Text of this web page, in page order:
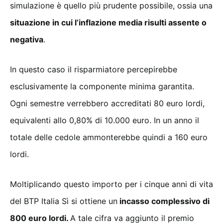
simulazione è quello più prudente possibile, ossia una
situazione in cui l’inflazione media risulti assente o
negativa.
In questo caso il risparmiatore percepirebbe
esclusivamente la componente minima garantita.
Ogni semestre verrebbero accreditati 80 euro lordi,
equivalenti allo 0,80% di 10.000 euro. In un anno il
totale delle cedole ammonterebbe quindi a 160 euro
lordi.
Moltiplicando questo importo per i cinque anni di vita
del BTP Italia Sì si ottiene un incasso complessivo di
800 euro lordi. A tale cifra va aggiunto il premio